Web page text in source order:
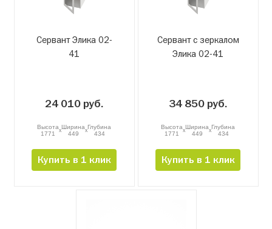
Сервант Элика 02-
41
24 010 руб.
Высота
1771
xШирина
449
xГлубина
434
Купить в 1 клик
Сервант с зеркалом
Элика 02-41
34 850 руб.
Высота
1771
xШирина
449
xГлубина
434
Купить в 1 клик